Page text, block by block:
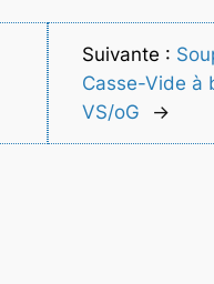
Suivante :
Casse-Vide à
VS/oG
→